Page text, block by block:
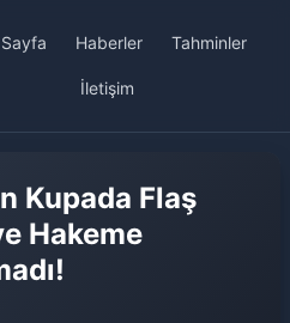
Haberler Tahminler
İletişim
Kupada Flaş
Hakeme